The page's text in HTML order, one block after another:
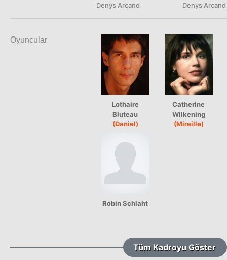
Denys Arcand Denys Arcand
Oyuncular
Lothaire
Bluteau
(Daniel)
Catherine
Wilkening
(Mireille)
Robin Schlaht
Tüm Kadroyu Göster